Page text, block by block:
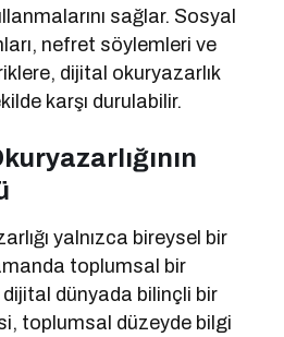
sağlar. Sosyal
nefret söylemleri ve
dijital okuryazarlık
karşı durulabilir.
yalnızca bireysel bir
toplumsal bir
dünyada bilinçli bir
toplumsal düzeyde bilgi